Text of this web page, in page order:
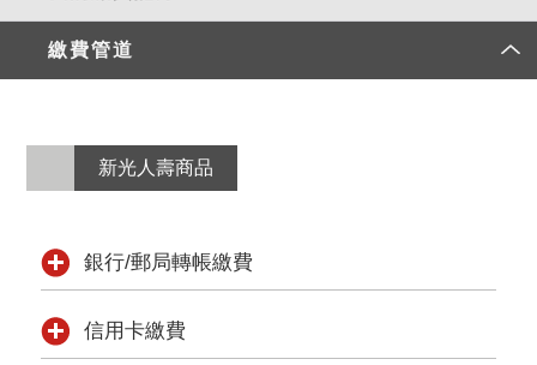
繳費管道
新光人壽商品
銀行/郵局轉帳繳費
信用卡繳費